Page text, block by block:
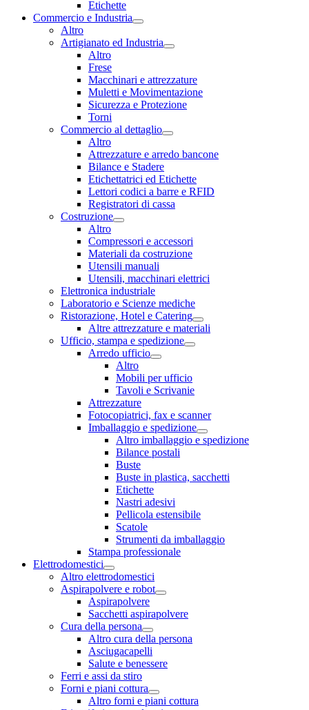
Etichette
Commercio e Industria
Altro
Artigianato ed Industria
Altro
Frese
Macchinari e attrezzature
Muletti e Movimentazione
Sicurezza e Protezione
Torni
Commercio al dettaglio
Altro
Attrezzature e arredo bancone
Bilance e Stadere
Etichettatrici ed Etichette
Lettori codici a barre e RFID
Registratori di cassa
Costruzione
Altro
Compressori e accessori
Materiali da costruzione
Utensili manuali
Utensili, macchinari elettrici
Elettronica industriale
Laboratorio e Scienze mediche
Ristorazione, Hotel e Catering
Altre attrezzature e materiali
Ufficio, stampa e spedizione
Arredo ufficio
Altro
Mobili per ufficio
Tavoli e Scrivanie
Attrezzature
Fotocopiatrici, fax e scanner
Imballaggio e spedizione
Altro imballaggio e spedizione
Bilance postali
Buste
Buste in plastica, sacchetti
Etichette
Nastri adesivi
Pellicola estensibile
Scatole
Strumenti da imballaggio
Stampa professionale
Elettrodomestici
Altro elettrodomestici
Aspirapolvere e robot
Aspirapolvere
Sacchetti aspirapolvere
Cura della persona
Altro cura della persona
Asciugacapelli
Salute e benessere
Ferri e assi da stiro
Forni e piani cottura
Altro forni e piani cottura